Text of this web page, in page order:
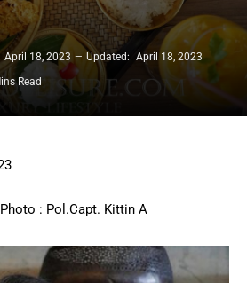
April 18, 2023 Updated: April 18, 2023
Read
: Pol.Capt. Kittin A